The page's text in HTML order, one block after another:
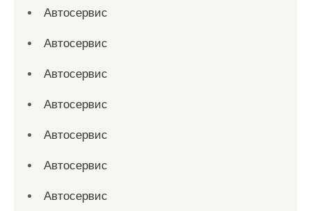
Автосервис
Автосервис
Автосервис
Автосервис
Автосервис
Автосервис
Автосервис